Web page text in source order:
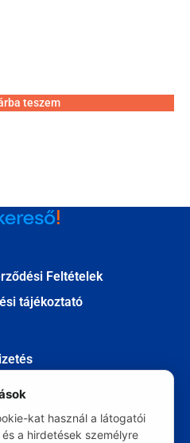
teszem
Feltételek
tájékoztató
kat használ a látogatói
a hirdetések személyre